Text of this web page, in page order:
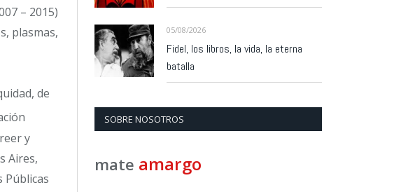
– 2015)
plasmas,
de
y
Aires,
Públicas
05/08/2026
Fidel, los libros, la vida, la eterna
batalla
SOBRE NOSOTROS
mate amargo